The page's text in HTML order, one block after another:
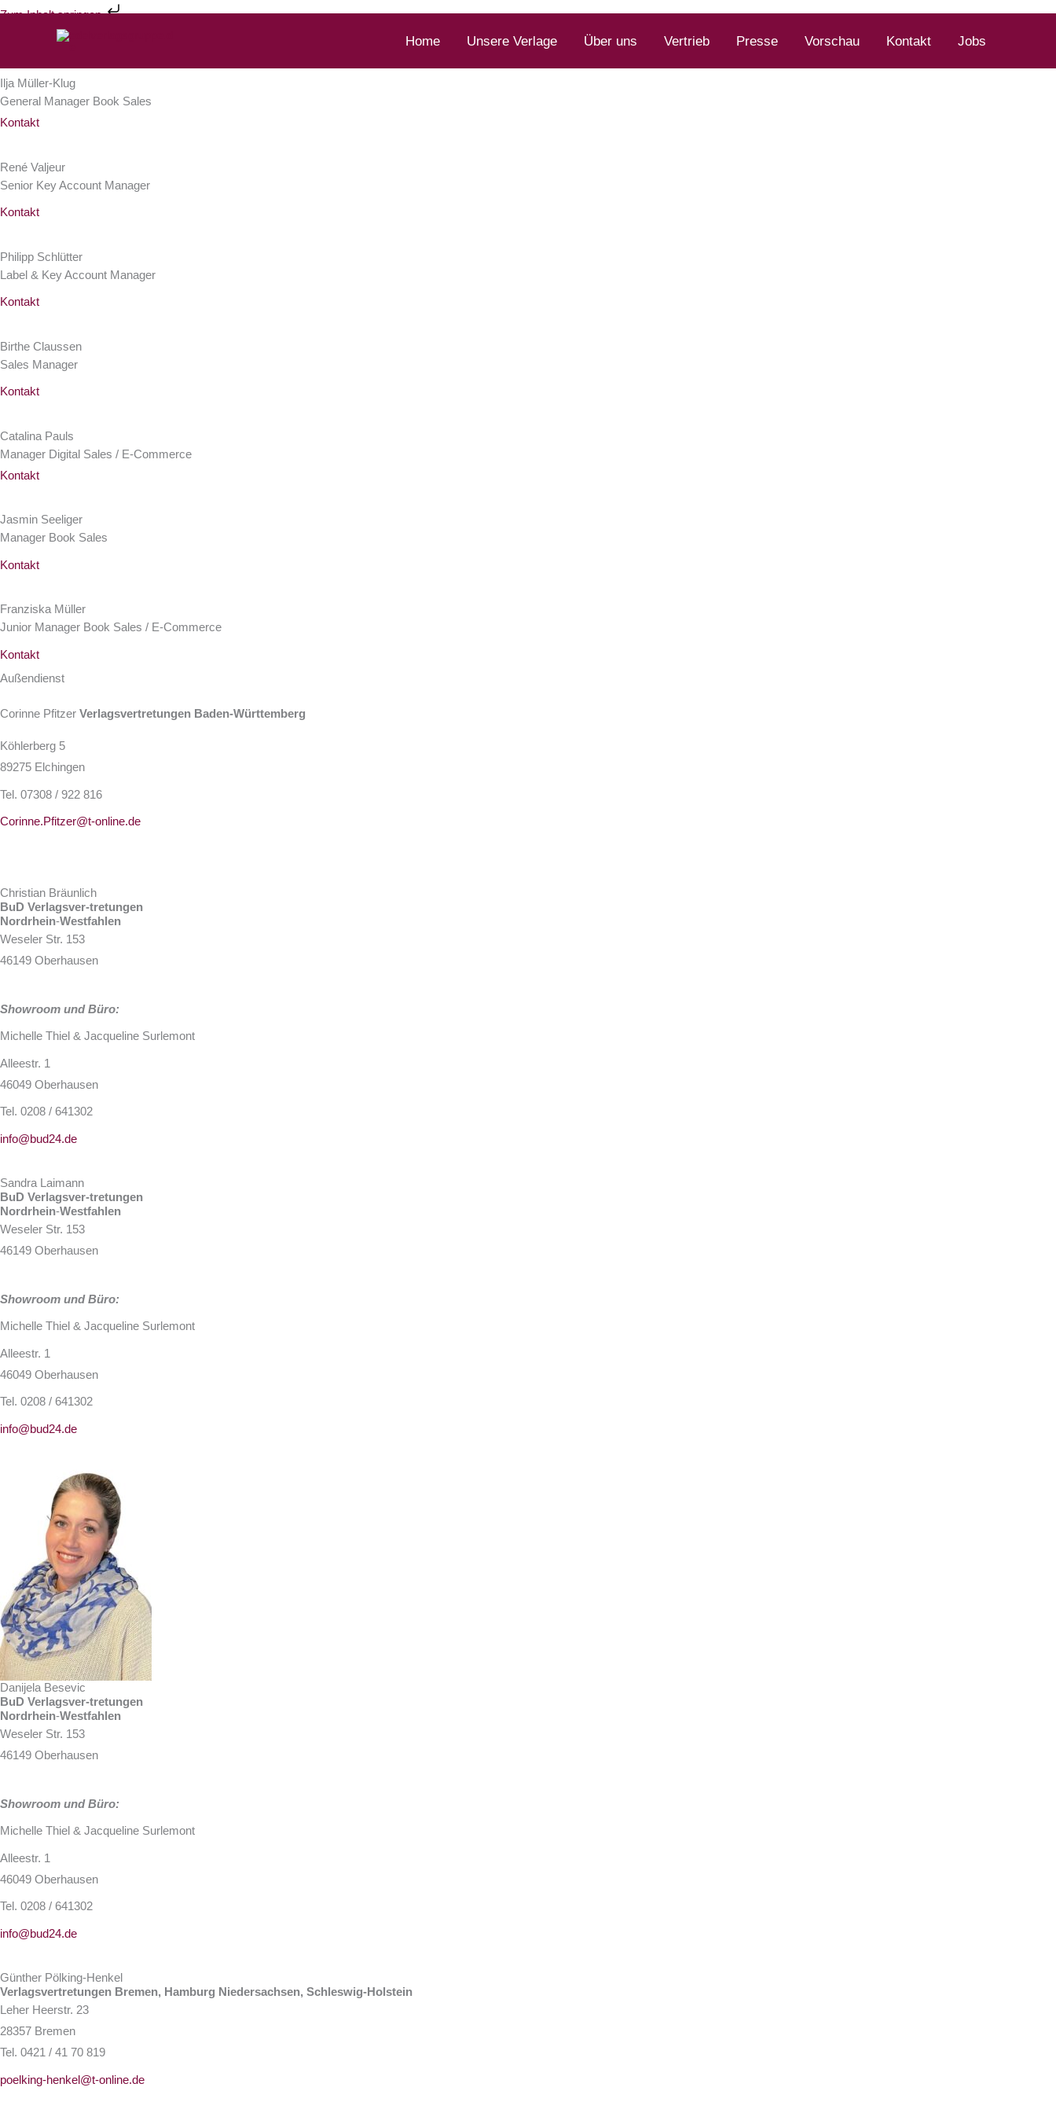
Zum Inhalt springen
Zum
Home Unsere Verlage Über uns Vertrieb Presse Vorschau Kontakt Jobs
Unser Book Sales Team
Ilja Müller-Klug
General Manager Book Sales
Kontakt
René Valjeur
Senior Key Account Manager
Kontakt
Philipp Schlütter
Label & Key Account Manager
Kontakt
Birthe Claussen
Sales Manager
Kontakt
Catalina Pauls
Manager Digital Sales / E-Commerce
Kontakt
Jasmin Seeliger
Manager Book Sales
Kontakt
Franziska Müller
Junior Manager Book Sales / E-Commerce
Kontakt
Außendienst
Corinne Pfitzer Verlagsvertretungen Baden-Württemberg
Köhlerberg 5
89275 Elchingen
Tel. 07308 / 922 816
Corinne.Pfitzer@t-online.de
Christian Bräunlich
BuD Verlagsver-tretungen
Nordrhein-Westfahlen
Weseler Str. 153
46149 Oberhausen
Showroom und Büro:
Michelle Thiel & Jacqueline Surlemont
Alleestr. 1
46049 Oberhausen
Tel. 0208 / 641302
info@bud24.de
Sandra Laimann
BuD Verlagsver-tretungen
Nordrhein-Westfahlen
Weseler Str. 153
46149 Oberhausen
Showroom und Büro:
Michelle Thiel & Jacqueline Surlemont
Alleestr. 1
46049 Oberhausen
Tel. 0208 / 641302
info@bud24.de
Danijela Besevic
BuD Verlagsver-tretungen
Nordrhein-Westfahlen
Weseler Str. 153
46149 Oberhausen
Showroom und Büro:
Michelle Thiel & Jacqueline Surlemont
Alleestr. 1
46049 Oberhausen
Tel. 0208 / 641302
info@bud24.de
Günther Pölking-Henkel
Verlagsvertretungen Bremen, Hamburg Niedersachsen, Schleswig-Holstein
Leher Heerstr. 23
28357 Bremen
Tel. 0421 / 41 70 819
poelking-henkel@t-online.de